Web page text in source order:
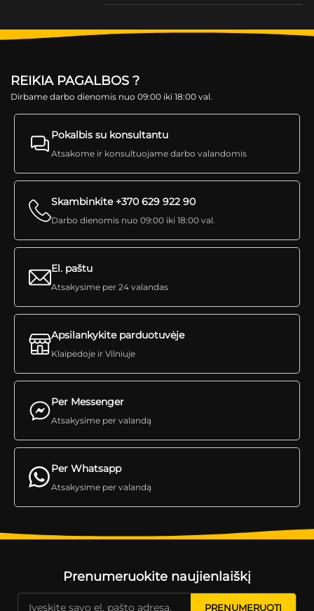
REIKIA PAGALBOS ?
Dirbame darbo dienomis nuo 09:00 iki 18:00 val.
Pokalbis su konsultantu
Atsakome ir konsultuojame darbo valandomis
Skambinkite +370 629 922 90
Darbo dienomis nuo 09:00 iki 18:00 val.
Per Messenger
Atsakysime per valandą
El. paštu
Atsakysime per 24 valandas
Apsilankykite parduotuvėje
Klaipėdoje ir Vilniuje
Per Whatsapp
Atsakysime per valandą
Prenumeruokite naujienlaiškį